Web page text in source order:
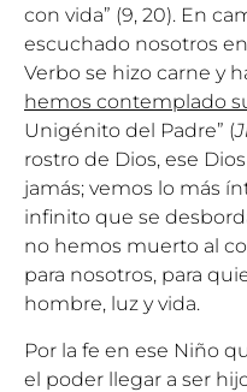
con vida” (9, 20). En
escuchado nosotros en
Verbo se hizo carne y
hemos contemplado
Unigénito del Padre” (
rostro de Dios, ese
jamás; vemos lo más
infinito que se
no hemos muerto al
para nosotros, para
hombre, luz y vida.
Por la fe en ese Niño
el poder llegar a ser